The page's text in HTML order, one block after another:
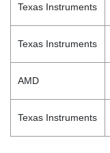
Texas Instruments
Texas Instruments
AMD
Texas Instruments